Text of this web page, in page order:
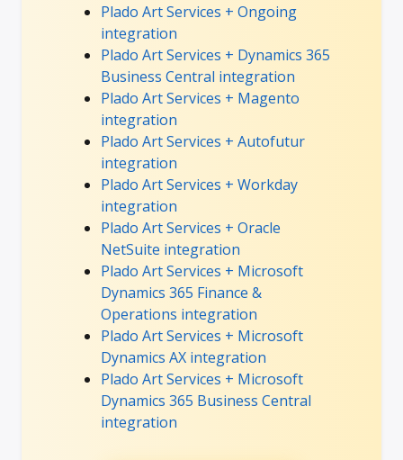
Plado Art Services + Ongoing
integration
Plado Art Services + Dynamics 365
Business Central integration
Plado Art Services + Magento
integration
Plado Art Services + Autofutur
integration
Plado Art Services + Workday
integration
Plado Art Services + Oracle
NetSuite integration
Plado Art Services + Microsoft
Dynamics 365 Finance &
Operations integration
Plado Art Services + Microsoft
Dynamics AX integration
Plado Art Services + Microsoft
Dynamics 365 Business Central
integration